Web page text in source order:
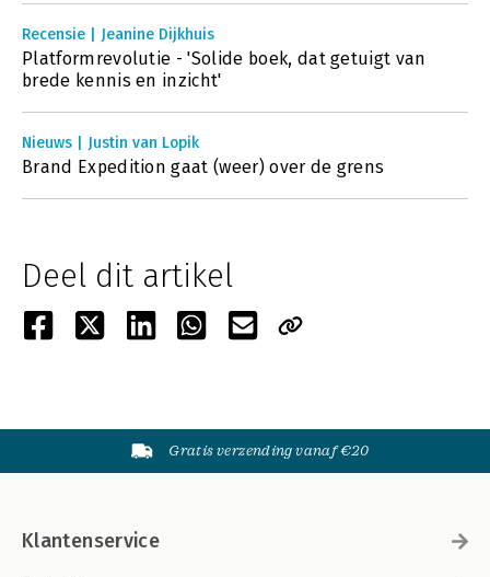
Recensie | Jeanine Dijkhuis
Platformrevolutie - 'Solide boek, dat getuigt van
brede kennis en inzicht'
Nieuws | Justin van Lopik
Brand Expedition gaat (weer) over de grens
Deel dit artikel
Gratis verzending vanaf €20
Klantenservice